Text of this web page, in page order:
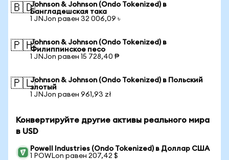
🇧🇩Johnson & Johnson (Ondo Tokenized) в
Бангладешская така
1 JNJon равен 32 006,09 ৳
🇵🇭Johnson & Johnson (Ondo Tokenized) в
Филиппинское песо
1 JNJon равен 15 728,40 ₱
🇵🇱Johnson & Johnson (Ondo Tokenized) в Польский
злотый
1 JNJon равен 961,93 zł
Конвертируйте другие активы реального мира
в USD
Powell Industries (Ondo Tokenized) в Доллар США
1 POWLon равен 207,42 $